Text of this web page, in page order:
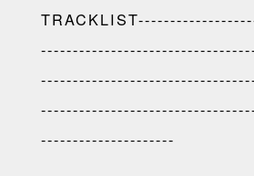
---------------------